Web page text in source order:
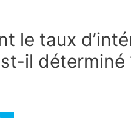
le taux
il déterminé